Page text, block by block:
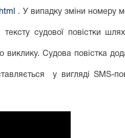
. У випадку зміни номеру
судової повістки
Судова повістка
у вигляді SMS-